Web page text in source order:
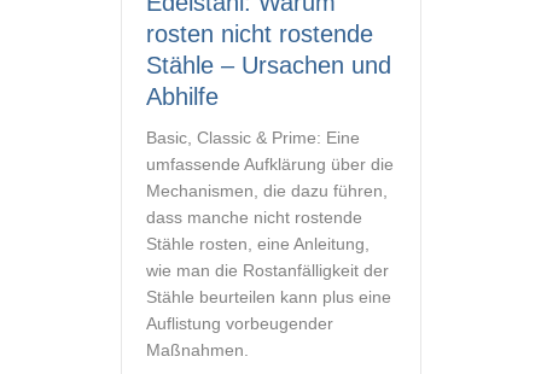
rosten nicht rostende
Stähle – Ursachen und
Abhilfe
Basic, Classic & Prime: Eine
umfassende Aufklärung über die
Mechanismen, die dazu führen,
dass manche nicht rostende
Stähle rosten, eine Anleitung,
wie man die Rostanfälligkeit der
Stähle beurteilen kann plus eine
Auflistung vorbeugender
Maßnahmen.